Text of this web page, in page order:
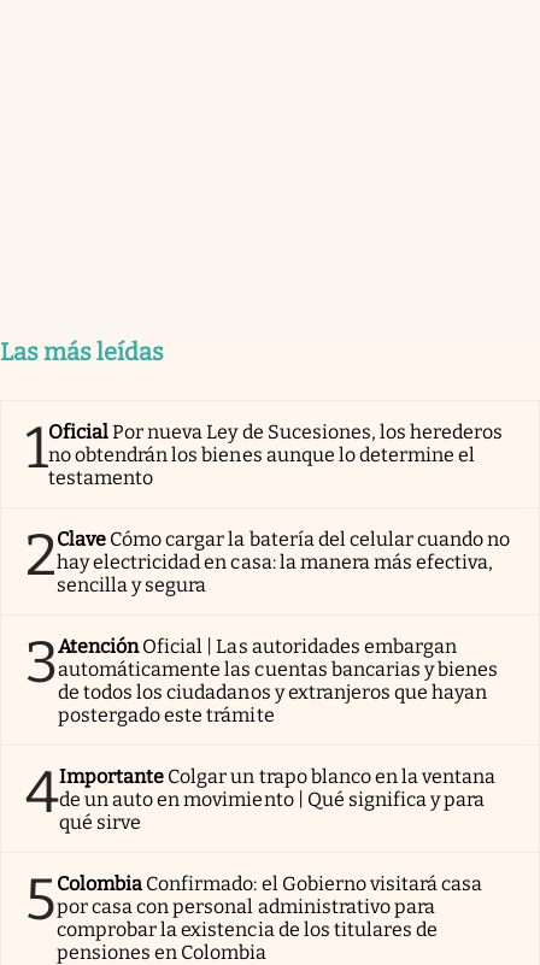
Las más leídas
1OficialPor nueva Ley de Sucesiones, los herederos
no obtendrán los bienes aunque lo determine el
testamento
2Clave Cómo cargar la batería del celular cuando no
hay electricidad en casa: la manera más efectiva,
sencilla y segura
3AtenciónOficial | Las autoridades embargan
automáticamente las cuentas bancarias y bienes
de todos los ciudadanos y extranjeros que hayan
postergado este trámite
4Importante Colgar un trapo blanco en la ventana
de un auto en movimiento | Qué significa y para
qué sirve
5Colombia Confirmado: el Gobierno visitará casa
por casa con personal administrativo para
comprobar la existencia de los titulares de
pensiones en Colombia